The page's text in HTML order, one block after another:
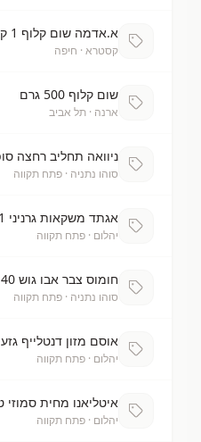
א.אדמה שום קלוף 1 קג ב24.90שח
קסטרא · חיפה
שום קלוף 500 גרם
ארנה · תל אביב
סוהו נתניה · פתח תקווה
אגתד משקאות גרניני 1ליטר 2ב30שח
יהלום · פתח תקווה
חומוס צבר אבו גוש 40
סוהו נתניה · פתח תקווה
אוסם מזון דנטלייף גזע 2ב24שח
יהלום · פתח תקווה
יהלום · פתח תקווה